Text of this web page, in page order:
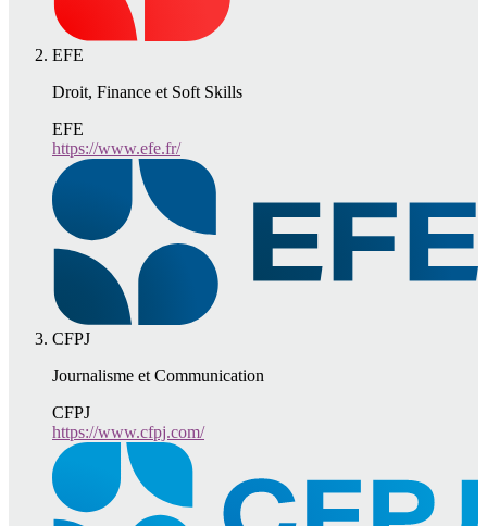
EFE
Droit, Finance et Soft Skills
EFE
https://www.efe.fr/
CFPJ
Journalisme et Communication
CFPJ
https://www.cfpj.com/